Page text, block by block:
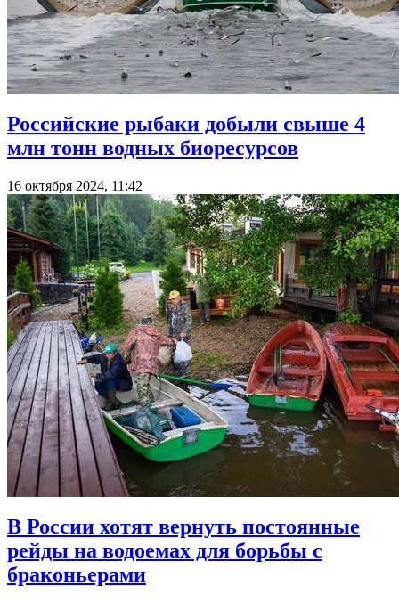
Российские рыбаки добыли свыше 4
млн тонн водных биоресурсов
16 октября 2024, 11:42
В России хотят вернуть постоянные
рейды на водоемах для борьбы с
браконьерами